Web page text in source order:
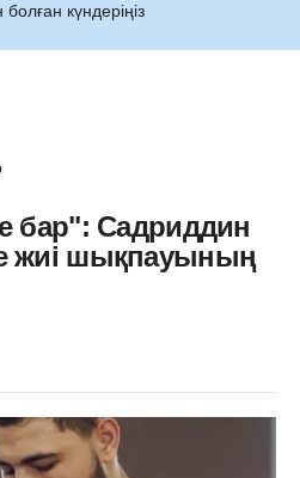
күндеріңіз
бар": Садриддин
жиі шықпауының